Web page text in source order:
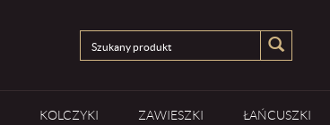
KOLCZYKI ZAWIESZKI ŁAŃCUSZKI